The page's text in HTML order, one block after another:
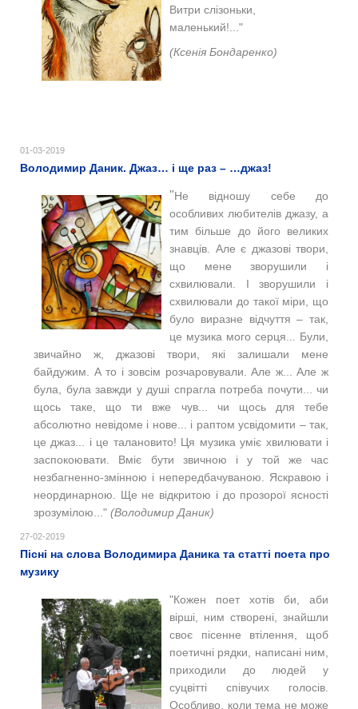
Витри слізоньки,
маленький!..."
(Ксенія Бондаренко)
01-03-2019
Володимир Даник. Джаз… і ще раз – …джаз! ​
"Не відношу себе до
особливих любителів джазу, а
тим більше до його великих
знавців. Але є джазові твори,
що мене зворушили і
схвилювали. І зворушили і
схвилювали до такої міри, що
було виразне відчуття – так,
це музика мого серця... Були,
звичайно ж, джазові твори, які залишали мене
байдужим. А то і зовсім розчаровували. Але ж... Але ж
була, була завжди у душі спрагла потреба почути... чи
щось таке, що ти вже чув... чи щось для тебе
абсолютно невідоме і нове... і раптом усвідомити – так,
це джаз... і це талановито! Ця музика уміє хвилювати і
заспокоювати. Вміє бути звичною і у той же час
незбагненно-змінною і непередбачуваною. Яскравою і
неординарною. Ще не відкритою і до прозорої ясності
зрозумілою..." (Володимир Даник)
27-02-2019
Пісні на слова Володимира Даника та статті поета про
музику
"Кожен поет хотів би, аби
вірші, ним створені, знайшли
своє пісенне втілення, щоб
поетичні рядки, написані ним,
приходили до людей у
суцвітті співучих голосів.
Особливо, коли тема не може